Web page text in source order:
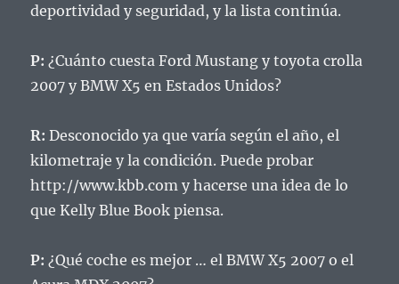
deportividad y seguridad, y la lista continúa.
P: ¿Cuánto cuesta Ford Mustang y toyota crolla
2007 y BMW X5 en Estados Unidos?
R: Desconocido ya que varía según el año, el
kilometraje y la condición. Puede probar
http://www.kbb.com y hacerse una idea de lo
que Kelly Blue Book piensa.
P: ¿Qué coche es mejor … el BMW X5 2007 o el